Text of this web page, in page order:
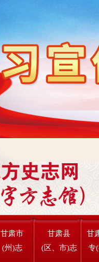
甘肃市
(州)志
甘肃县
(区、市)志
甘
专